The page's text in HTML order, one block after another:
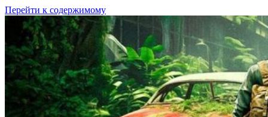
Перейти к содержимому